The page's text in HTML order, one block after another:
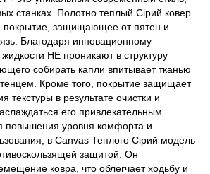
станках. Полотно теплый Сірий ковер
покрытие, защищающее от пятен и
Благодаря инновационному
НЕ проникают в структуру
собирать капли впитывает тканью
Кроме того, покрытие защищает
текстуры в результате очистки и
его привлекательным
повышения уровня комфорта и
в Canvas Теплого Сірий модель
защитой. Он
ковра, что облегчает ходьбу и